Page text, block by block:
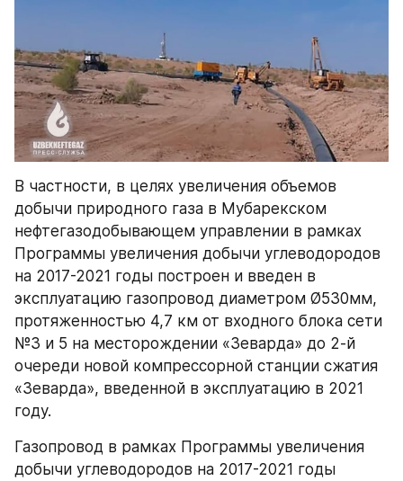
В частности, в целях увеличения объемов
добычи природного газа в Мубарекском
нефтегазодобывающем управлении в рамках
Программы увеличения добычи углеводородов
на 2017-2021 годы построен и введен в
эксплуатацию газопровод диаметром Ø530мм,
протяженностью 4,7 км от входного блока сети
№3 и 5 на месторождении «Зеварда» до 2-й
очереди новой компрессорной станции сжатия
«Зеварда», введенной в эксплуатацию в 2021
году.
Газопровод в рамках Программы увеличения
добычи углеводородов на 2017-2021 годы